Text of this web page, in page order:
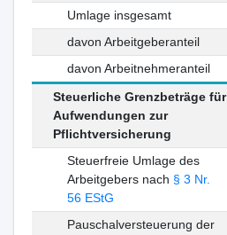
Umlage insgesamt
davon Arbeitgeberanteil
davon Arbeitnehmeranteil
Steuerliche Grenzbeträge für
Aufwendungen zur
Pflichtversicherung
Steuerfreie Umlage des
Arbeitgebers nach § 3 Nr.
56 EStG
Pauschalversteuerung der